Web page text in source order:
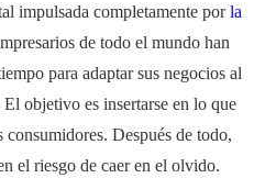
impulsada completamente porla
de todo el mundo han
para adaptar sus negocios al
objetivo es insertarse en lo que
Después de todo,
el riesgo de caer en el olvido.